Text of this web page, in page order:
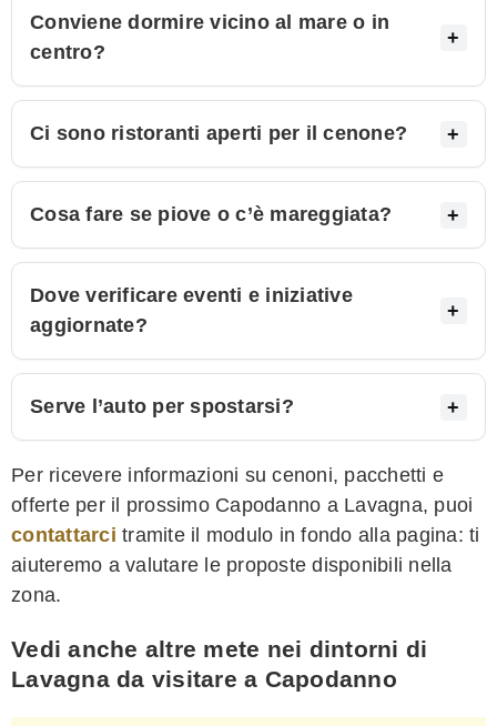
Conviene dormire vicino al mare o in
centro?
Ci sono ristoranti aperti per il cenone?
Cosa fare se piove o c’è mareggiata?
Dove verificare eventi e iniziative
aggiornate?
Serve l’auto per spostarsi?
Per ricevere informazioni su cenoni, pacchetti e
offerte per il prossimo Capodanno a Lavagna, puoi
contattarci tramite il modulo in fondo alla pagina: ti
aiuteremo a valutare le proposte disponibili nella
zona.
Vedi anche altre mete nei dintorni di
Lavagna da visitare a Capodanno